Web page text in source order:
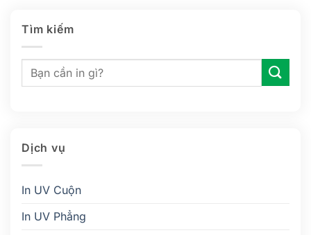
Tìm kiếm
Dịch vụ
In UV Cuộn
In UV Phẳng